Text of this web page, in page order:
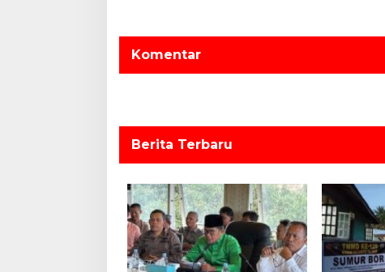
a
s
o
s
Komentar
Berita Terbaru